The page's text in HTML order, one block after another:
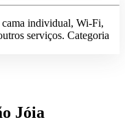
individual, Wi-Fi,
serviços. Categoria
Jóia